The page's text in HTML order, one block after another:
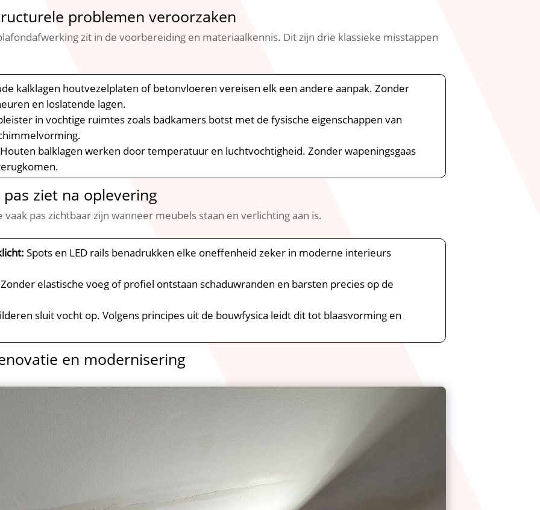
problemen veroorzaken
zit in de voorbereiding en materiaalkennis.​ Dit zijn drie klassieke misstappen
kalklagen houtvezelplaten of betonvloeren vereisen elk een andere aanpak.​ Zonder
en loslatende lagen.​
in vochtige ruimtes zoals badkamers botst met de fysische eigenschappen van
balklagen werken door temperatuur en luchtvochtigheid.​ Zonder wapeningsgaas
ziet na oplevering
pas zichtbaar zijn wanneer meubels staan en verlichting aan is.​
Spots en LED rails benadrukken elke oneffenheid zeker in moderne interieurs
elastische voeg of profiel ontstaan schaduwranden en barsten precies op de
sluit vocht op.​ Volgens principes uit de bouwfysica leidt dit tot blaasvorming en
en modernisering